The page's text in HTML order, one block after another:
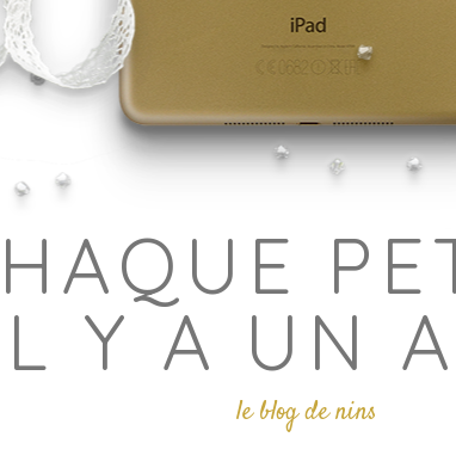
Y A UN
le blog de nins